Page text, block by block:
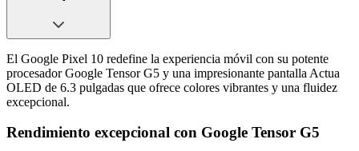
El Google Pixel 10 redefine la experiencia móvil con su potente
procesador Google Tensor G5 y una impresionante pantalla Actua
OLED de 6.3 pulgadas que ofrece colores vibrantes y una fluidez
excepcional.
Rendimiento excepcional con Google Tensor G5